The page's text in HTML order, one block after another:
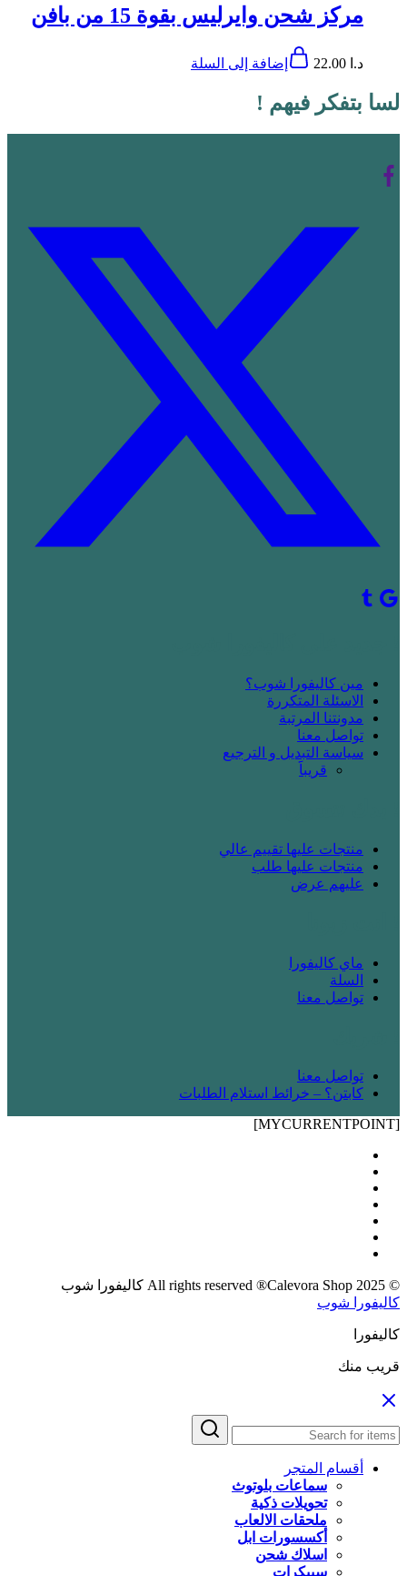
مركز شحن وايرليس بقوة 15 من بافن
د.ا إضافة إلى السلة
لسا بتفكر فيهم !
مين كاليفورا شوب؟
الاسئلة المتكررة
مدونتنا المرتبة
تواصل معنا
سياسة التبديل و الترجيع
قريباََ
منتجات عليها تقييم عالي
منتجات عليها طلب
عليهم عرض
ماي كاليفورا
السلة
تواصل معنا
تواصل معنا
كابتن؟ – خرائط استلام الطلبات
[MYCURRENTPOINT]
© 2025 All rights reserved ®Calevora Shop كاليفورا شوب
كاليفورا شوب
كاليفورا
قريب منك
أقسام المتجر
سماعات بلوتوث
تحويلات ذكية
ملحقات الالعاب
أكسسورات ابل
اسلاك شحن
سبيكرات